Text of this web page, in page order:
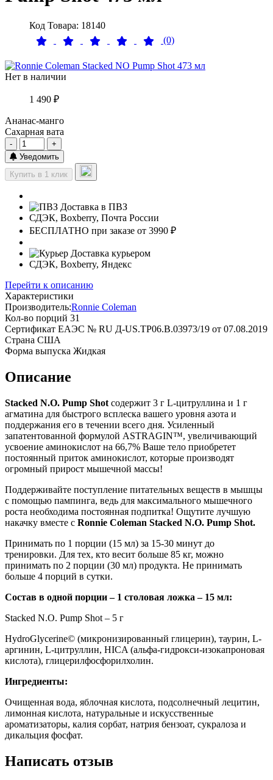
Код Товара: 18140
(0)
Нет в наличии
1 490 ₽
Ананас-манго
Сахарная вата
-
+
Уведомить
Купить в 1 клик
Доставка в ПВЗ
СДЭК, Boxberry, Почта России
БЕСПЛАТНО при заказе от 3990 ₽
Доставка курьером
СДЭК, Boxberry, Яндекс
Перейти к описанию
Характеристики
Производитель:Ronnie Coleman
Кол-во порций 31
Сертификат EAЭC № RU Д-US.TP06.B.03973/19 от 07.08.2019
Страна США
Форма выпуска Жидкая
Описание
Stacked N.O. Pump Shot содержит 3 г L-цитруллина и 1 г
агматина для быстрого всплеска вашего уровня азота и
поддержания его в течении всего дня. Усиленный
запатентованной формулой ASTRAGIN™, увеличивающий
усвоение аминокислот на 66,7% Ваше тело приобретет
постоянный приток аминокислот, которые производят
огромный прирост мышечной массы!
Поддерживайте поступление питательных веществ в мышцы
с помощью пампинга, ведь для максимального мышечного
роста необходима постоянная подпитка! Ощутите лучшую
накачку вместе с Ronnie Coleman Stacked N.O. Pump Shot.
Принимать по 1 порции (15 мл) за 15-30 минут до
тренировки. Для тех, кто весит больше 85 кг, можно
принимать по 2 порции (30 мл) продукта. Не принимать
больше 4 порций в сутки.
Состав в одной порции – 1 столовая ложка – 15 мл:
Stacked N.O. Pump Shot – 5 г
HydroGlycerine© (микронизированный глицерин), таурин, L-
аргинин, L-цитруллин, HICA (альфа-гидрокси-изокапроновая
кислота), глицерилфосфорилхолин.
Ингредиенты:
Очищенная вода, яблочная кислота, подсолнечный лецитин,
лимонная кислота, натуральные и искусственные
ароматизаторы, калия сорбат, натрия бензоат, сукралоза и
дикальция фосфат.
Написать отзыв